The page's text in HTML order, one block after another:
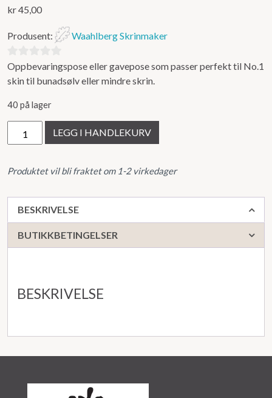
kr45,00
Produsent: Waahlberg Skrinmaker
0
ut
5
Oppbevaringspose eller gavepose som passer perfekt til No.1
skin til bunadsølv eller mindre skrin.
40 på lager
Oppbevaringspose,
gavepose
antall
LEGG I HANDLEKURV
Produktet vil bli fraktet om 1-2 virkedager
BESKRIVELSE
BUTIKKBETINGELSER
BESKRIVELSE